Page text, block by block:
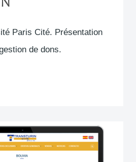
Paris Cité. Présentation
de dons.